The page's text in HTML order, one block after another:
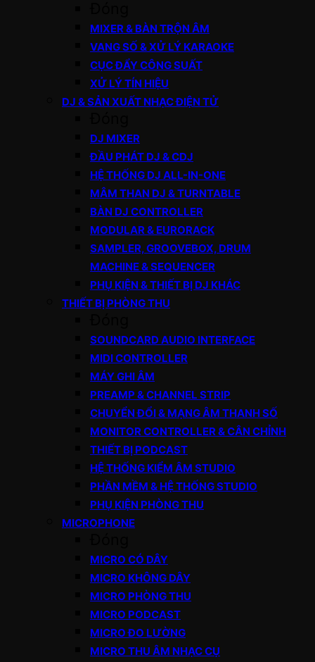
MIXER & BÀN TRỘN ÂM
VANG SỐ & XỬ LÝ KARAOKE
CỤC ĐẨY CÔNG SUẤT
XỬ LÝ TÍN HIỆU
DJ & SẢN XUẤT NHẠC ĐIỆN TỬ
DJ MIXER
ĐẦU PHÁT DJ & CDJ
HỆ THỐNG DJ ALL-IN-ONE
MÂM THAN DJ & TURNTABLE
BÀN DJ CONTROLLER
MODULAR & EURORACK
SAMPLER, GROOVEBOX, DRUM
MACHINE & SEQUENCER
PHỤ KIỆN & THIẾT BỊ DJ KHÁC
THIẾT BỊ PHÒNG THU
SOUNDCARD AUDIO INTERFACE
MIDI CONTROLLER
MÁY GHI ÂM
PREAMP & CHANNEL STRIP
CHUYỂN ĐỔI & MẠNG ÂM THANH SỐ
MONITOR CONTROLLER & CÂN CHỈNH
THIẾT BỊ PODCAST
HỆ THỐNG KIỂM ÂM STUDIO
PHẦN MỀM & HỆ THỐNG STUDIO
PHỤ KIỆN PHÒNG THU
MICROPHONE
MICRO CÓ DÂY
MICRO KHÔNG DÂY
MICRO PHÒNG THU
MICRO PODCAST
MICRO ĐO LƯỜNG
MICRO THU ÂM NHẠC CỤ